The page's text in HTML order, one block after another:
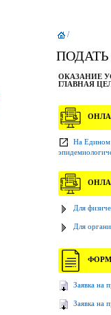
/
ОКАЗАНИЕ
ГЛАВНАЯ
На Едином
Для
Для
Заявка на
Заявка на